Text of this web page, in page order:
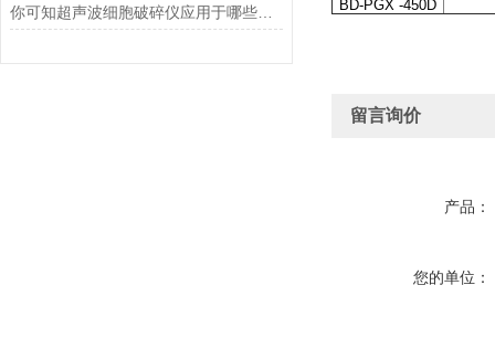
你可知超声波细胞破碎仪应用于哪些领域？
BD-PGX -450D
留言询价
产品：
您的单位：